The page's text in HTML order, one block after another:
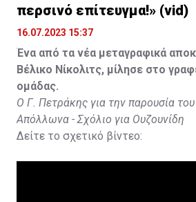
περσινό επίτευγμα!» (vid)
16.07.2023 15:37
Ένα από τα νέα μεταγραφικά
Βέλικο Νίκολιτς, μίλησε στο
ομάδας.
Ο Γ. Πετράκης για την παρουσία
Απόλλωνα - Σχόλιο για Ουζουνίδη
Δείτε το σχετικό βίντεο: